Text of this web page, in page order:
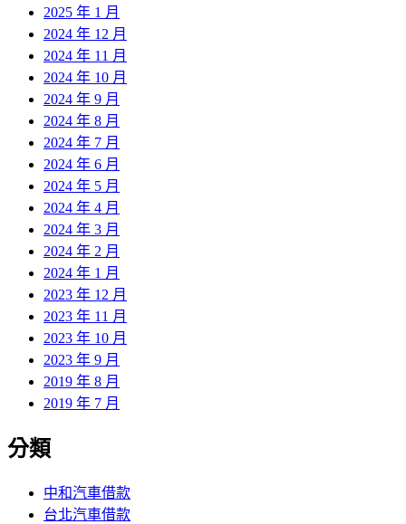
2025 年 1 月
2024 年 12 月
2024 年 11 月
2024 年 10 月
2024 年 9 月
2024 年 8 月
2024 年 7 月
2024 年 6 月
2024 年 5 月
2024 年 4 月
2024 年 3 月
2024 年 2 月
2024 年 1 月
2023 年 12 月
2023 年 11 月
2023 年 10 月
2023 年 9 月
2019 年 8 月
2019 年 7 月
分類
中和汽車借款
台北汽車借款